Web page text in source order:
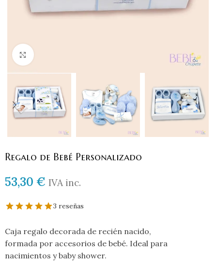
Haga clic para ampliar
Regalo de Bebé Personalizado
53,30 € IVA inc.
3 reseñas
Caja regalo decorada de recién nacido,
formada por accesorios de bebé. Ideal para
nacimientos y baby shower.